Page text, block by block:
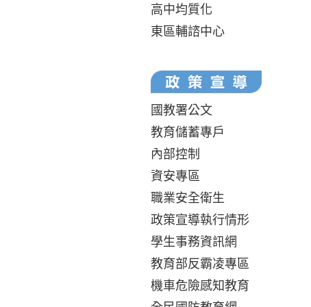
高中均質化
東區輔諮中心
國教署公文
教育儲蓄專戶
內部控制
資安專區
職業安全衛生
政策宣導執行情形
學生事務資訊網
教育部反霸凌專區
機車危險感知教育